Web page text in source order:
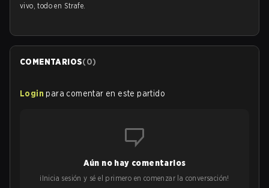
vivo, todo en Strafe.
COMENTARIOS(0)
Login para comentar en este partido
Aún no hay comentarios
¡Inicia sesión y sé el primero en comenzar la conversación!